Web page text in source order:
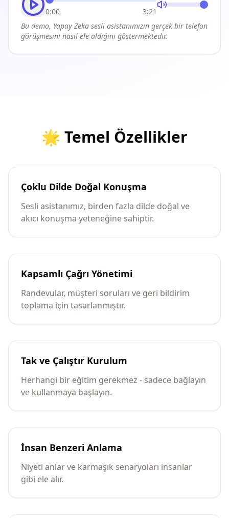
0:00
3:21
Bu demo, Yapay Zeka sesli asistanımızın gerçek bir telefon
görüşmesini nasıl ele aldığını göstermektedir.
🌟 Temel Özellikler
Çoklu Dilde Doğal Konuşma
Sesli asistanımız, birden fazla dilde doğal ve
akıcı konuşma yeteneğine sahiptir.
Kapsamlı Çağrı Yönetimi
Randevular, müşteri soruları ve geri bildirim
toplama için tasarlanmıştır.
Tak ve Çalıştır Kurulum
Herhangi bir eğitim gerekmez - sadece bağlayın
ve kullanmaya başlayın.
İnsan Benzeri Anlama
Niyeti anlar ve karmaşık senaryoları insanlar
gibi ele alır.